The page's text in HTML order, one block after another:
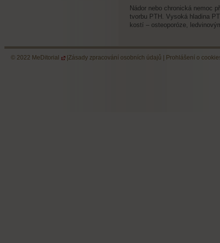
Nádor nebo chronická nemoc
tvorbu PTH. Vysoká hladina
kostí – osteoporóze,
© 2022 MeDitorial | Zásady zpracování osobních údajů Prohlášení o